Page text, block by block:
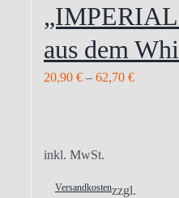
aus dem
20,90 €– 62,70 €
inkl. MwSt.
zzgl.
Versandkosten